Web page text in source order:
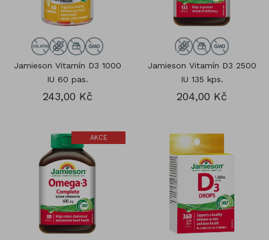
Jamieson Vitamín D3 1000
IU 60 pas.
243,00 Kč
Jamieson Vitamín D3 2500
IU 135 kps.
204,00 Kč
AKCE